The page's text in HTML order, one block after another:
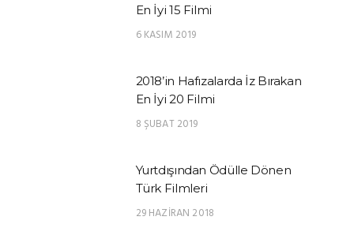
En İyi 15 Filmi
6 KASIM 2019
2018’in Hafızalarda İz Bırakan
En İyi 20 Filmi
8 ŞUBAT 2019
Yurtdışından Ödülle Dönen
Türk Filmleri
29 HAZIRAN 2018